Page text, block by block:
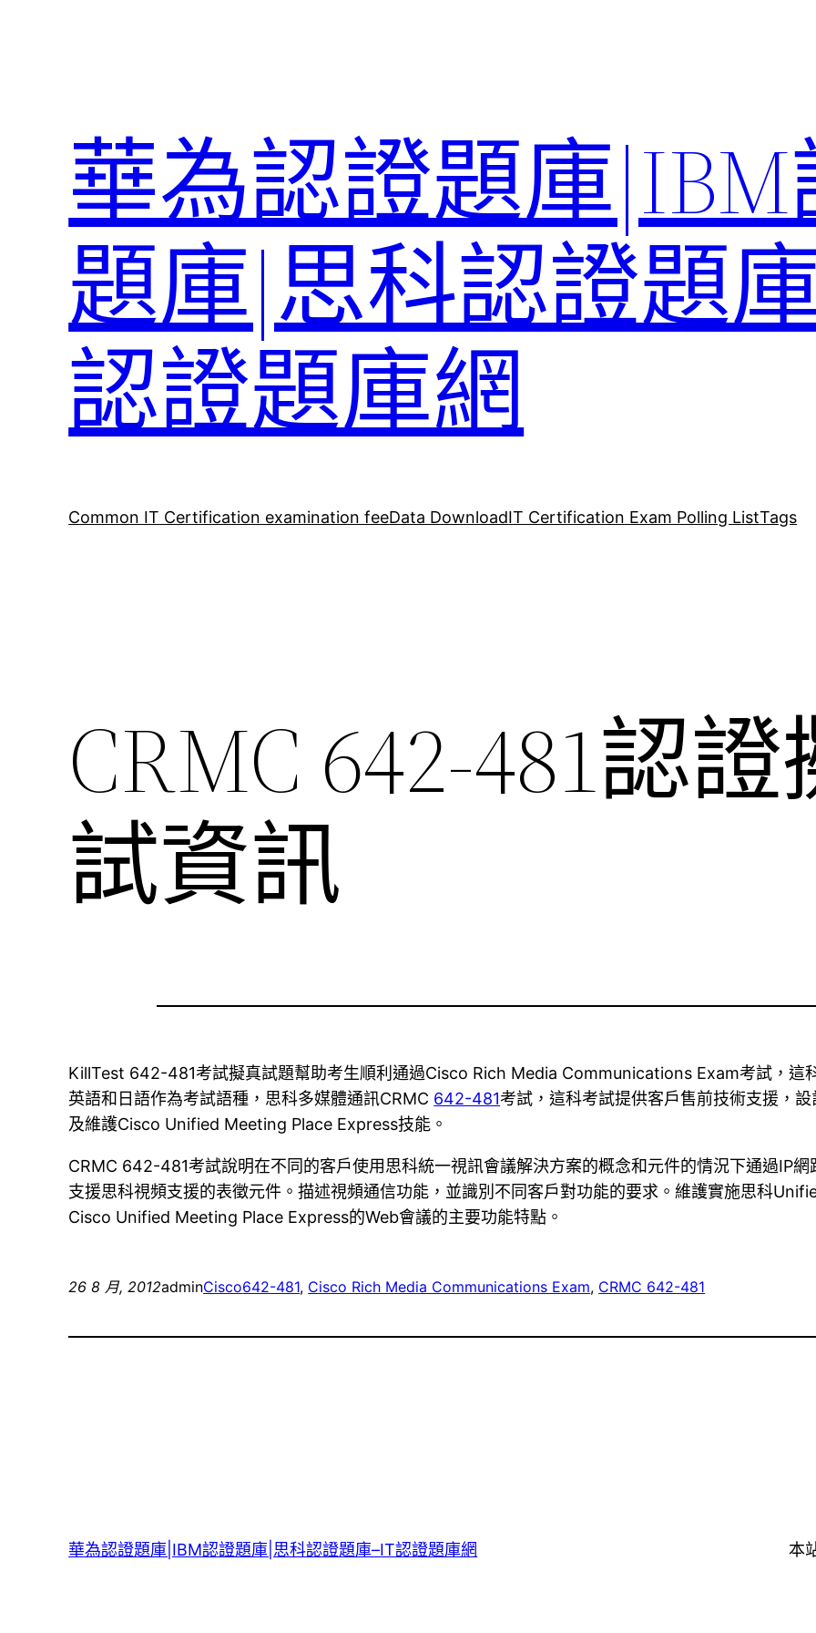
華為認證題庫
題庫|思科認證題
認證題庫網
Common IT Certification examination feeData DownloadIT Certification Exam Polling ListTags
CRMC 642-481認
試資訊
KillTest 642-481考試擬真試題幫助考生順利通過Cisco Rich Media Communications Exam考試，這
英語和日語作為考試語種，思科多媒體通訊CRMC 642-481考試，這科考試提供客戶售前技術支援，
及維護Cisco Unified Meeting Place Express技能。
CRMC 642-481考試說明在不同的客戶使用思科統一視訊會議解決方案的概念和元件的情況下通過IP
支援思科視頻支援的表徵元件。描述視頻通信功能，並識別不同客戶對功能的要求。維護實施思科
Cisco Unified Meeting Place Express的Web會議的主要功能特點。
26 8 月, 2012adminCisco642-481, Cisco Rich Media Communications Exam, CRMC 642-481
華為認證題庫|IBM認證題庫|思科認證題庫–IT認證題庫網 本